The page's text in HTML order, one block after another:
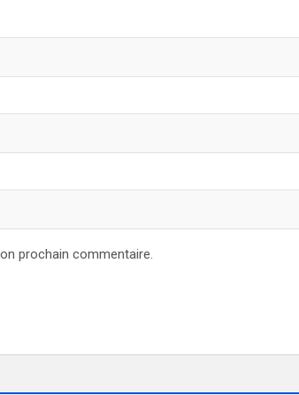
prochain commentaire.